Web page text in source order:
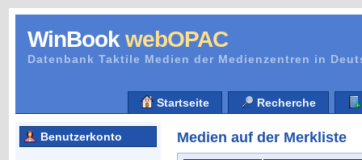
WinBook webOPAC
Datenbank Taktile Medien der Medienzentren in
Startseite Recherche
Benutzerkonto Medien auf der Merkliste